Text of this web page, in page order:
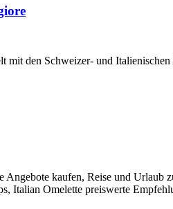
den Schweizer- und
kaufen, Reise und
Italian Omelette preiswerte